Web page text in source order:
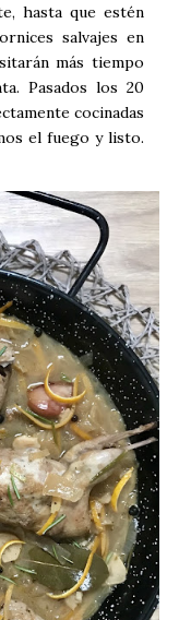
hasta que estén
salvajes en
más tiempo
Pasados los 20
cocinadas
el fuego y listo.